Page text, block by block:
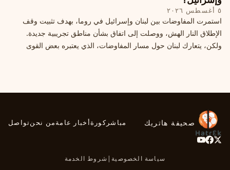
٥ أغسطس ٢٠٢٦
استمرت المفاوضات بين لبنان وإسرائيل في روما، بهدف تثبيت وقف
الإطلاق النار الهش، ووصلت إلى اتفاق بشأن مناطق تجريبية جديدة.
ولكن، يتعارك لبنان حول مسار المفاوضات، الذي يعتبره بعض القوى
صحيفة هاتريك مباشر كورةأخبار عامةمن نحنتواصل
سياسة الخصوصية | شروط الخدمة